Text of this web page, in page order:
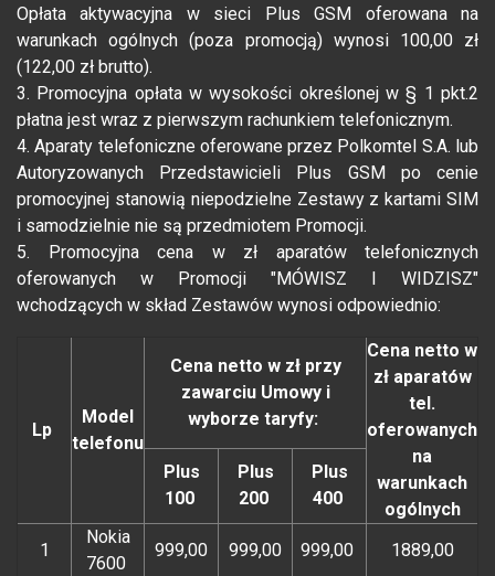
Opłata aktywacyjna w sieci Plus GSM oferowana na
warunkach ogólnych (poza promocją) wynosi 100,00 zł
(122,00 zł brutto).
3. Promocyjna opłata w wysokości określonej w § 1 pkt.2
płatna jest wraz z pierwszym rachunkiem telefonicznym.
4. Aparaty telefoniczne oferowane przez Polkomtel S.A. lub
Autoryzowanych Przedstawicieli Plus GSM po cenie
promocyjnej stanowią niepodzielne Zestawy z kartami SIM
i samodzielnie nie są przedmiotem Promocji.
5. Promocyjna cena w zł aparatów telefonicznych
oferowanych w Promocji "MÓWISZ I WIDZISZ"
wchodzących w skład Zestawów wynosi odpowiednio:
Lp
Model
telefonu
Cena netto w zł przy
zawarciu Umowy i
wyborze taryfy:
Cena netto w
zł aparatów
tel.
oferowanych
na
warunkach
ogólnych
Plus
100
Plus
200
Plus
400
1
Nokia
7600
999,00 999,00 999,00 1889,00